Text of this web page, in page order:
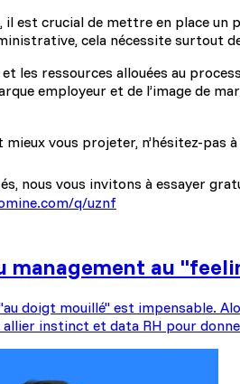
il est crucial de mettre en place
cela nécessite surtout
les ressources allouées au
employeur et de l’image de
vous projeter, n’hésitez-pas
nous vous invitons à essayer
q/uznf
management au
doigt mouillé" est impensable.
instinct et data RH pour